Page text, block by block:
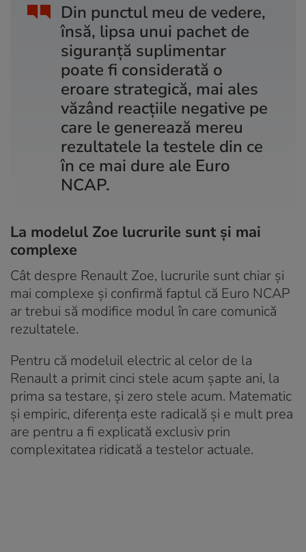
Din punctul meu de vedere,
însă, lipsa unui pachet de
siguranță suplimentar
poate fi considerată o
eroare strategică, mai ales
văzând reacțiile negative pe
care le generează mereu
rezultatele la testele din ce
în ce mai dure ale Euro
NCAP.
La modelul Zoe lucrurile sunt și mai
complexe
Cât despre Renault Zoe, lucrurile sunt chiar și
mai complexe și confirmă faptul că Euro NCAP
ar trebui să modifice modul în care comunică
rezultatele.
Pentru că modeluil electric al celor de la
Renault a primit cinci stele acum șapte ani, la
prima sa testare, și zero stele acum. Matematic
și empiric, diferența este radicală și e mult prea
are pentru a fi explicată exclusiv prin
complexitatea ridicată a testelor actuale.